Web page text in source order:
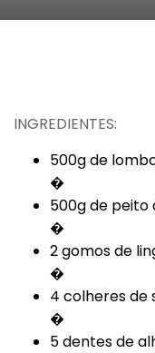
INGREDIENTES:
500g de
�
500g de peito
�
2 gomos de
�
4 colheres de
�
5 dentes de